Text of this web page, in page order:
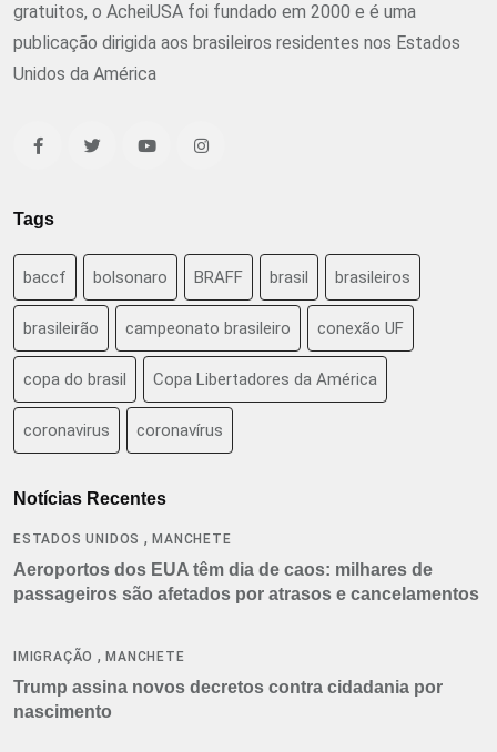
gratuitos, o AcheiUSA foi fundado em 2000 e é uma
publicação dirigida aos brasileiros residentes nos Estados
Unidos da América
Tags
baccf bolsonaro BRAFF brasil brasileiros
brasileirão campeonato brasileiro conexão UF
copa do brasil Copa Libertadores da América
coronavirus coronavírus
Notícias Recentes
ESTADOS UNIDOS ,MANCHETE
Aeroportos dos EUA têm dia de caos: milhares de
passageiros são afetados por atrasos e cancelamentos
IMIGRAÇÃO ,MANCHETE
Trump assina novos decretos contra cidadania por
nascimento